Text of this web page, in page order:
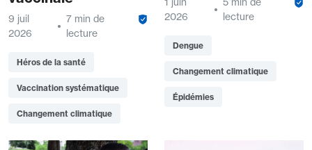
9 juil
2026
7 min de
lecture
Héros de la santé
Vaccination systématique
Changement climatique
2026
lecture
Dengue
Changement climatique
Épidémies